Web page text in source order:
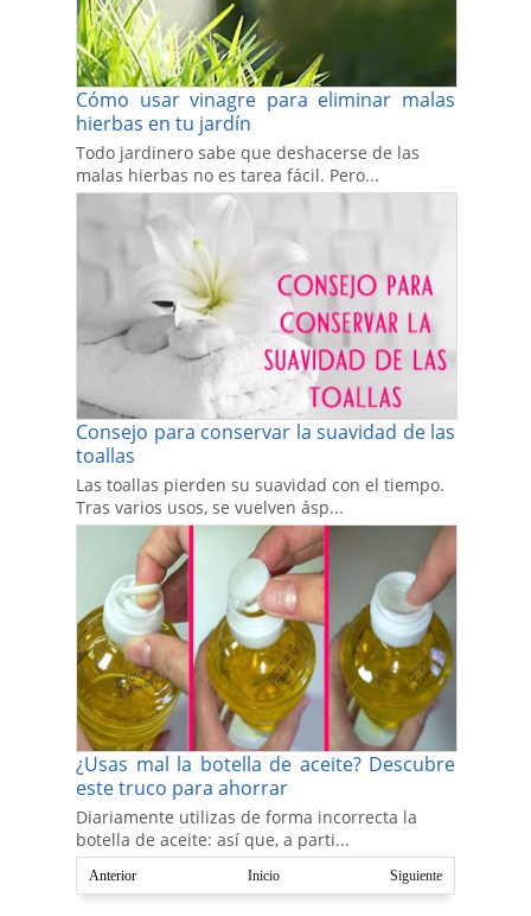
Cómo usar vinagre para eliminar malas
hierbas en tu jardín
Todo jardinero sabe que deshacerse de las
malas hierbas no es tarea fácil. Pero...
Consejo para conservar la suavidad de las
toallas
Las toallas pierden su suavidad con el tiempo.
Tras varios usos, se vuelven ásp...
¿Usas mal la botella de aceite? Descubre
este truco para ahorrar
Diariamente utilizas de forma incorrecta la
botella de aceite: así que, a parti...
Anterior Siguiente
Inicio